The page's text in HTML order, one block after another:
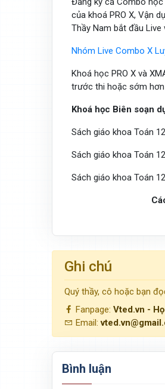
của khoá PRO X, Vận
Thầy Nam bắt đầu
Nhóm Live Combo X
Khoá học PRO X và
trước thi hoặc sớm
Khoá học Biên soạn
Sách giáo khoa Toán
Sách giáo khoa Toán
Sách giáo khoa Toán
Ghi chú
Quý thầy, cô hoặc bạn
Fanpage: Vted.vn -
Email:
Bình luận